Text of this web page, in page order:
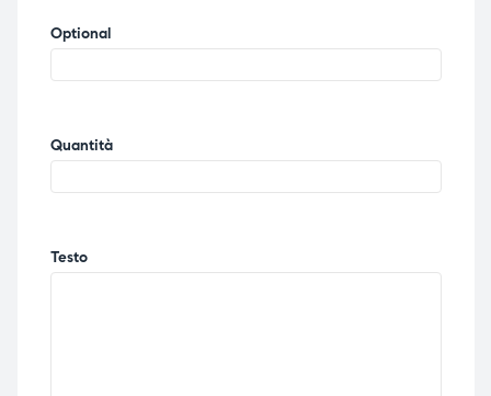
Optional
Quantità
Testo